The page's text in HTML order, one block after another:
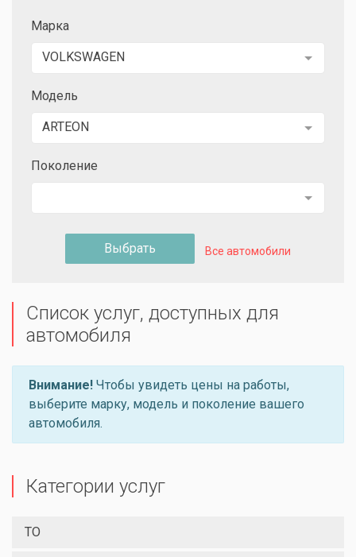
Марка
VOLKSWAGEN
Модель
ARTEON
Поколение
Выбрать Все автомобили
Список услуг, доступных для
автомобиля
Внимание! Чтобы увидеть цены на работы,
выберите марку, модель и поколение вашего
автомобиля.
Категории услуг
ТО